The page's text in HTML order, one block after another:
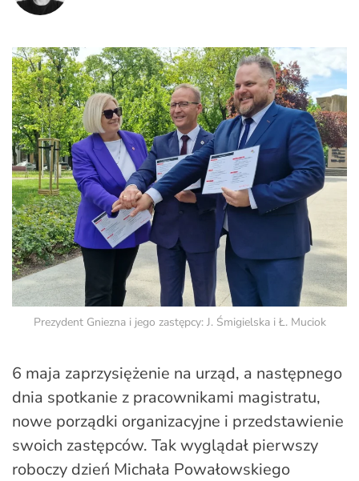
Prezydent Gniezna i jego zastępcy: J. Śmigielska i Ł. Muciok
6 maja zaprzysiężenie na urząd, a następnego
dnia spotkanie z pracownikami magistratu,
nowe porządki organizacyjne i przedstawienie
swoich zastępców. Tak wyglądał pierwszy
roboczy dzień Michała Powałowskiego